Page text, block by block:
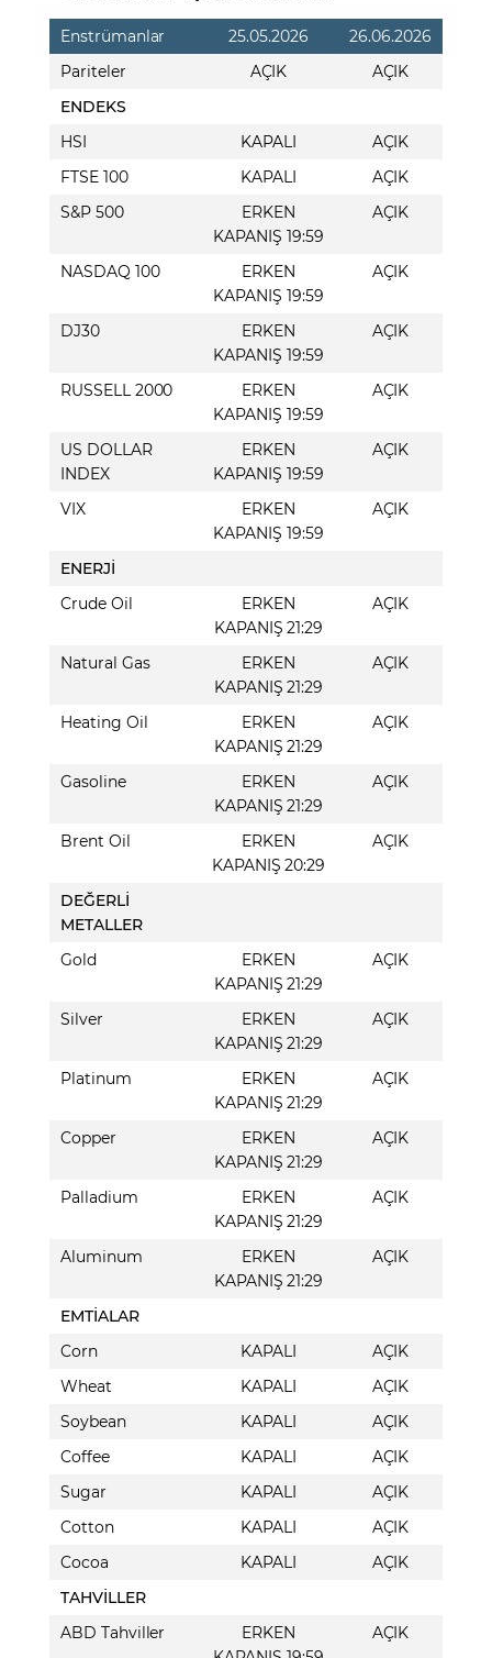
Enstrümanlar 25.05.2026
26.06.2026
Pariteler
AÇIK
AÇIK
ENDEKS
HSI
KAPALI
AÇIK
FTSE 100
KAPALI
AÇIK
S&P 500
ERKEN
KAPANIŞ 19:59
AÇIK
NASDAQ 100
ERKEN
KAPANIŞ 19:59
AÇIK
DJ30
ERKEN
KAPANIŞ 19:59
AÇIK
RUSSELL 2000
ERKEN
KAPANIŞ 19:59
AÇIK
US DOLLAR
INDEX
ERKEN
KAPANIŞ 19:59
AÇIK
VIX
ERKEN
KAPANIŞ 19:59
AÇIK
ENERJİ
Crude Oil
ERKEN
KAPANIŞ 21:29
AÇIK
Natural Gas
ERKEN
KAPANIŞ 21:29
AÇIK
Heating Oil
ERKEN
KAPANIŞ 21:29
AÇIK
Gasoline
ERKEN
KAPANIŞ 21:29
AÇIK
Brent Oil
ERKEN
KAPANIŞ 20:29
AÇIK
DEĞERLİ
METALLER
Gold
ERKEN
KAPANIŞ 21:29
AÇIK
Silver
ERKEN
KAPANIŞ 21:29
AÇIK
Platinum
ERKEN
KAPANIŞ 21:29
AÇIK
Copper
ERKEN
KAPANIŞ 21:29
AÇIK
Palladium
ERKEN
KAPANIŞ 21:29
AÇIK
Aluminum
ERKEN
KAPANIŞ 21:29
AÇIK
EMTİALAR
Corn
KAPALI
AÇIK
Wheat
KAPALI
AÇIK
Soybean
KAPALI
AÇIK
Coffee
KAPALI
AÇIK
Sugar
KAPALI
AÇIK
Cotton
KAPALI
AÇIK
Cocoa
KAPALI
AÇIK
TAHVİLLER
ABD Tahviller
ERKEN
AÇIK